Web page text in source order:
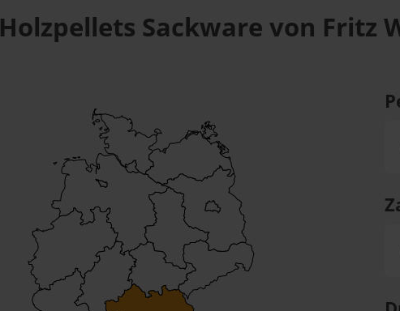
Holzpellets Sackware von Fritz